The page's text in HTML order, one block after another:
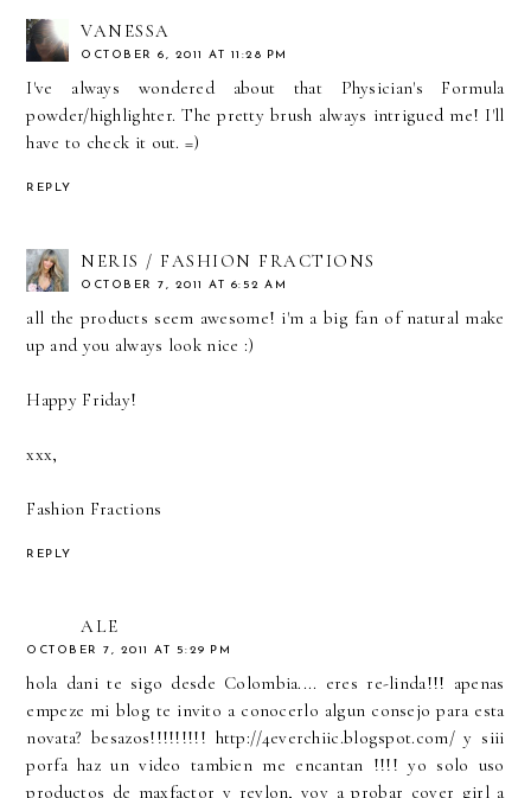
VANESSA
OCTOBER 6, 2011 AT 11:28 PM
I've always wondered about that Physician's Formula
powder/highlighter. The pretty brush always intrigued me! I'll
have to check it out. =)
REPLY
NERIS / FASHION FRACTIONS
OCTOBER 7, 2011 AT 6:52 AM
all the products seem awesome! i'm a big fan of natural make
up and you always look nice :)
Happy Friday!
xxx,
Fashion Fractions
REPLY
ALE
OCTOBER 7, 2011 AT 5:29 PM
hola dani te sigo desde Colombia.... eres re-linda!!! apenas
empeze mi blog te invito a conocerlo algun consejo para esta
novata? besazos!!!!!!!!! http://4everchiic.blogspot.com/ y siii
porfa haz un video tambien me encantan !!!! yo solo uso
productos de maxfactor y revlon, voy a probar cover girl a